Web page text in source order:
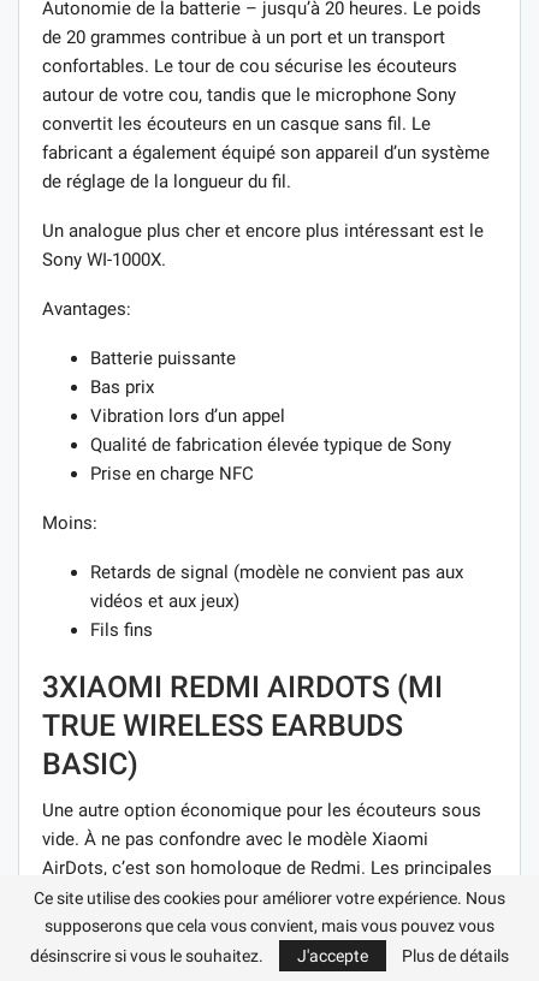
Autonomie de la batterie – jusqu’à 20 heures. Le poids
de 20 grammes contribue à un port et un transport
confortables. Le tour de cou sécurise les écouteurs
autour de votre cou, tandis que le microphone Sony
convertit les écouteurs en un casque sans fil. Le
fabricant a également équipé son appareil d’un système
de réglage de la longueur du fil.
Un analogue plus cher et encore plus intéressant est le
Sony WI-1000X.
Avantages:
Batterie puissante
Bas prix
Vibration lors d’un appel
Qualité de fabrication élevée typique de Sony
Prise en charge NFC
Moins:
Retards de signal (modèle ne convient pas aux
vidéos et aux jeux)
Fils fins
3XIAOMI REDMI AIRDOTS (MI
TRUE WIRELESS EARBUDS
BASIC)
Une autre option économique pour les écouteurs sous
vide. À ne pas confondre avec le modèle Xiaomi
AirDots, c’est son homologue de Redmi. Les principales
différences étaient la couleur noire, des dimensions
légèrement plus grandes et la possibilité d’un contrôle
mécanique. Et le prix est encore plus abordable, étant
Ce site utilise des cookies pour améliorer votre expérience. Nous
supposerons que cela vous convient, mais vous pouvez vous
désinscrire si vous le souhaitez.
J'accepte Plus de détails